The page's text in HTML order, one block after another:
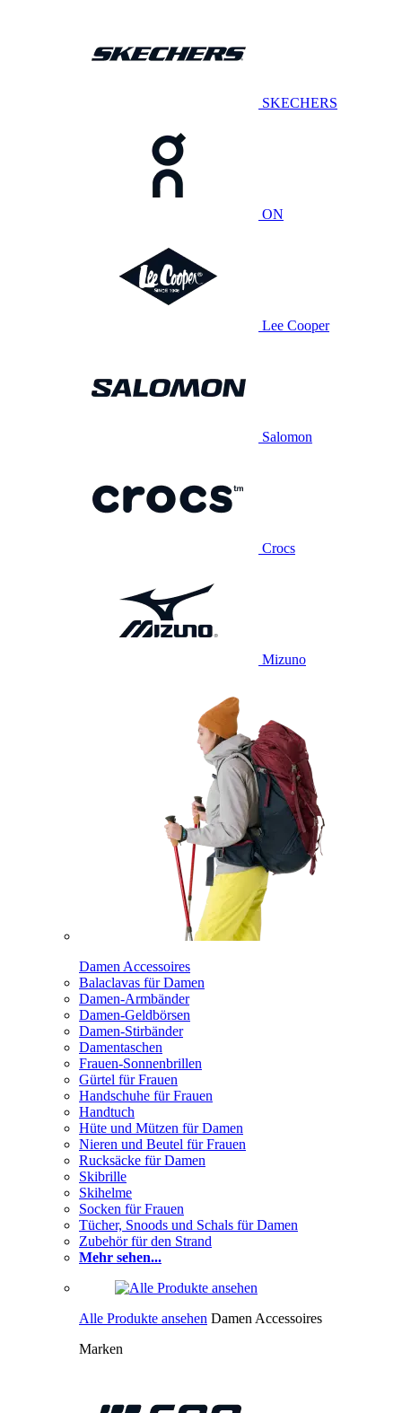
SKECHERS
ON
Lee Cooper
Salomon
Crocs
Mizuno
Damen Accessoires
Balaclavas für Damen
Damen-Armbänder
Damen-Geldbörsen
Damen-Stirbänder
Damentaschen
Frauen-Sonnenbrillen
Gürtel für Frauen
Handschuhe für Frauen
Handtuch
Hüte und Mützen für Damen
Nieren und Beutel für Frauen
Rucksäcke für Damen
Skibrille
Skihelme
Socken für Frauen
Tücher, Snoods und Schals für Damen
Zubehör für den Strand
Mehr sehen...
Alle Produkte ansehen Damen Accessoires
Marken